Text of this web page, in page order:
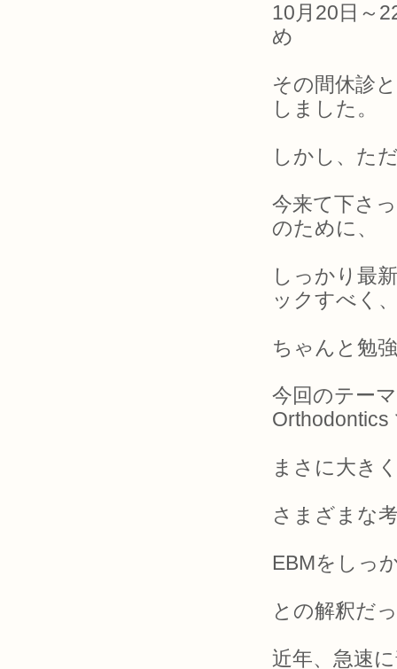
10月20日～
め
その間休診
しました。
しかし、た
今来て下さ
のために、
しっかり最
ックすべく
ちゃんと勉
今回のテー
Orthodontics
まさに大き
さまざまな
EBMをしっ
との解釈だ
近年、急速